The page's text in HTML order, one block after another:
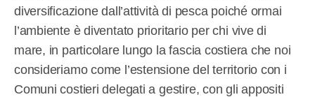
diversificazione dall’attività di pesca poiché ormai
l’ambiente è diventato prioritario per chi vive di
mare, in particolare lungo la fascia costiera che noi
consideriamo come l’estensione del territorio con i
Comuni costieri delegati a gestire, con gli appositi